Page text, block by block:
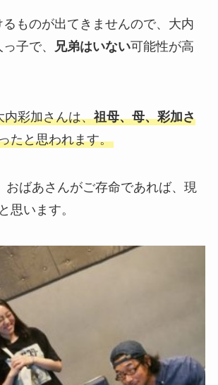
るものが出てきませんので、大内
子で、
兄弟はいない可能性が高
内彩加さんは、祖母、母、彩加さ
たと思われます。
おばあさんがご存命であれば、現
思います。